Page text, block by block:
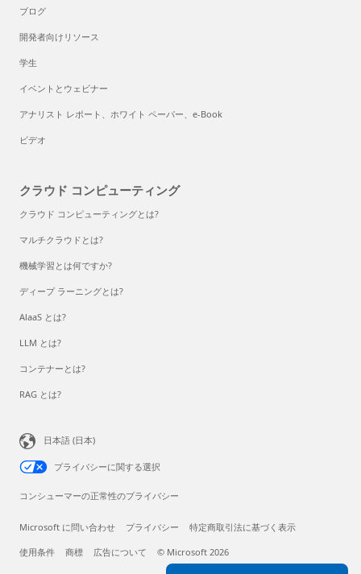
ブログ
開発者向けリソース
学生
イベントとウェビナー
アナリスト レポート、ホワイト ペーパー、e-Book
ビデオ
クラウド コンピューティング
クラウド コンピューティングとは?
マルチクラウドとは?
機械学習とは何ですか?
ディープ ラーニングとは?
AlaaS とは?
LLM とは?
コンテナーとは?
RAG とは?
日本語 (日本)
プライバシーに関する選択
コンシューマーの正常性のプライバシー
Microsoft に問い合わせ プライバシー 特定商取引法に基づく表示
使用条件 商標 広告について © Microsoft 2026